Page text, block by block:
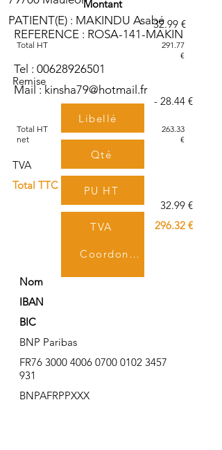
PATIENT(E) : MAKINDU Asabé
REFERENCE : ROSA-141-MAKIN
Tel : 00628926501
Mail : kinsha79@hotmail.fr
Libellé
Qté
PU HT
TVA
Montant
32.99 €
Total HT
291.77
€
Remise
- 28.44 €
Total HT
net
263.33
€
TVA
Total TTC
32.99 €
296.32 €
Coordonnées bancaires
Nom
IBAN
BIC
BNP Paribas
FR76 3000 4006 0700 0102 3457
931
BNPAFRPPXXX